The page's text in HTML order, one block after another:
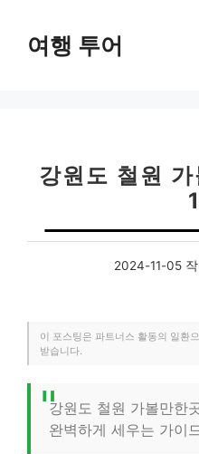
여행 투어
강원도 철원
2024-11-05
이 포스팅은 파트너스 활동의 일환
받습니다.
강원도 철원 가볼만한
완벽하게 세우는 가이